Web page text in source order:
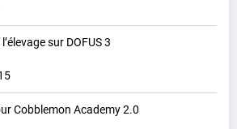
sur DOFUS 3
Cobblemon Academy 2.0